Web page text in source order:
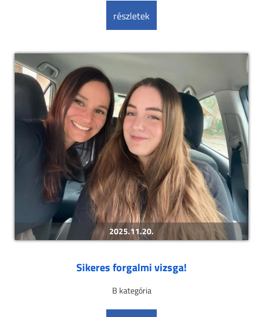
részletek
2025.11.20.
Sikeres forgalmi vizsga!
B kategória